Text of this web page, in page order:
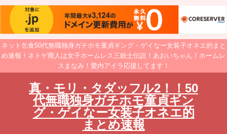
ネット乞食50代無職独身ガチホモ童貞ギング・ゲイなー女装子オネエ的まと
め速報！ネトゲ廃人は女子ホームレス三銃士伝説！あおいちゃん！ホームレ
スまなみ！愛内アイラ応援してます！
真・モリ・タダッフル2！！50
代無職独身ガチホモ童貞ギン
グ・ゲイなー女装子オネエ的
まとめ速報